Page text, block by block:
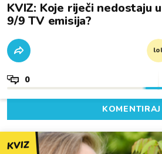
KVIZ: Koje riječi nedostaju
9/9 TV emisija?
0
KOMENTIRAJ
KVIZ